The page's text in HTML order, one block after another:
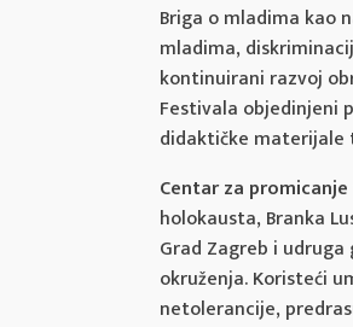
Briga o mladima kao
mladima,
kontinuirani razvoj
Festivala objedinjeni
didaktičke materijale
Centar za
holokausta, Branka
Grad Zagreb i
okruženja. Koristeći
netolerancije,